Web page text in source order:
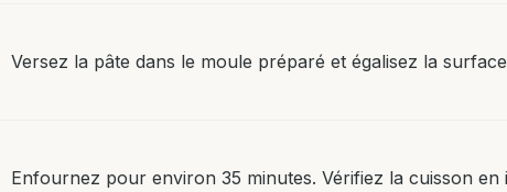
Versez la pâte dans le moule préparé et égalisez la
Enfournez pour environ 35 minutes. Vérifiez la cuisson en